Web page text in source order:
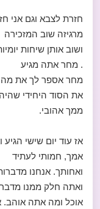
חזרת לצבא וגם אני
מרגיזה שוב המזכירה
ושוב אותן שיחות
. מחר אתה מגיע
מחר אספר לך את מה
את הסוד היחידי
ממך אהובי.
אז עוד יום שישי
אמך, חמותי לעתיד
ואחותך. אנחנו
ואתה חלק ממנו
אוכל ומה אתה אוהב.